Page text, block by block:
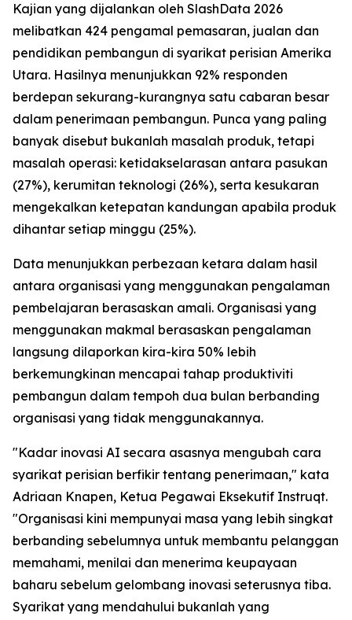
Kajian yang dijalankan oleh SlashData 2026
melibatkan 424 pengamal pemasaran, jualan dan
pendidikan pembangun di syarikat perisian Amerika
Utara. Hasilnya menunjukkan 92% responden
berdepan sekurang-kurangnya satu cabaran besar
dalam penerimaan pembangun. Punca yang paling
banyak disebut bukanlah masalah produk, tetapi
masalah operasi: ketidakselarasan antara pasukan
(27%), kerumitan teknologi (26%), serta kesukaran
mengekalkan ketepatan kandungan apabila produk
dihantar setiap minggu (25%).
Data menunjukkan perbezaan ketara dalam hasil
antara organisasi yang menggunakan pengalaman
pembelajaran berasaskan amali. Organisasi yang
menggunakan makmal berasaskan pengalaman
langsung dilaporkan kira-kira 50% lebih
berkemungkinan mencapai tahap produktiviti
pembangun dalam tempoh dua bulan berbanding
organisasi yang tidak menggunakannya.
"Kadar inovasi AI secara asasnya mengubah cara
syarikat perisian berfikir tentang penerimaan," kata
Adriaan Knapen, Ketua Pegawai Eksekutif Instruqt.
"Organisasi kini mempunyai masa yang lebih singkat
berbanding sebelumnya untuk membantu pelanggan
memahami, menilai dan menerima keupayaan
baharu sebelum gelombang inovasi seterusnya tiba.
Syarikat yang mendahului bukanlah yang